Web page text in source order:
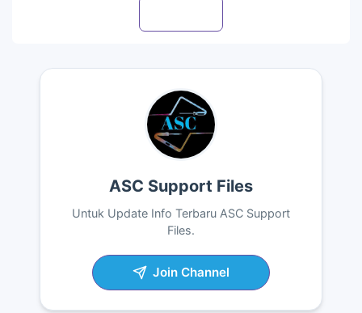
ASC Support Files
Untuk Update Info Terbaru ASC Support
Files.
Join Channel